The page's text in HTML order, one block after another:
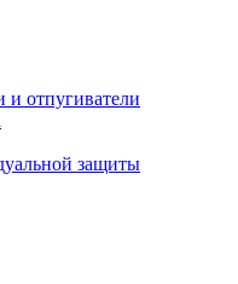
и отпугиватели
защиты